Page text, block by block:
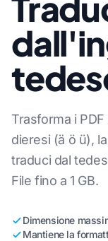
Trasforma i
dieresi (ä ö ü),
traduci dal
File fino a 1 GB.
Dimensione
Mantiene la